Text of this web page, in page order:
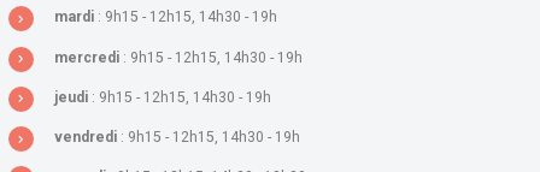
mardi : 9h15 - 12h15, 14h30 - 19h
mercredi : 9h15 - 12h15, 14h30 - 19h
jeudi : 9h15 - 12h15, 14h30 - 19h
vendredi : 9h15 - 12h15, 14h30 - 19h